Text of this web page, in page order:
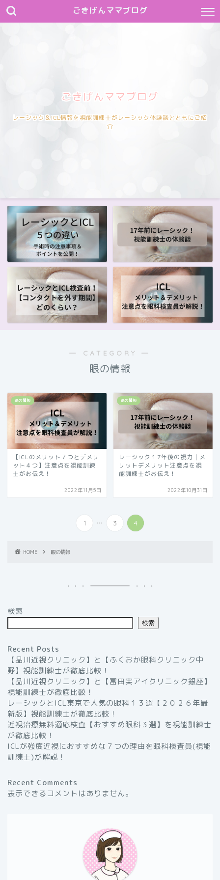
ごきげんママブログ
ごきげんママブログ
レーシック＆ICL情報を視能訓練士がレーシック体験談とともにご紹
介
― CATEGORY ―
眼の情報
眼の情報
【ICLのメリット７つとデメリ
ット４つ】注意点を視能訓練
士がお伝え！
2022年11月5日
眼の情報
レーシック１7年後の視力｜メ
リットデメリット注意点を視
能訓練士がお伝え！
2022年10月31日
1 ... 3 4
HOME 眼の情報
検索
検索
Recent Posts
【品川近視クリニック】と【ふくおか眼科クリニック中
野】視能訓練士が徹底比較！
【品川近視クリニック】と【冨田実アイクリニック銀座】
視能訓練士が徹底比較！
レーシックとICL東京で人気の眼科１３選【２０２６年最
新版】視能訓練士が徹底比較！
近視治療無料適応検査【おすすめ眼科３選】を視能訓練士
が徹底比較！
ICLが強度近視におすすめな７つの理由を眼科検査員(視能
訓練士)が解説！
Recent Comments
表示できるコメントはありません。